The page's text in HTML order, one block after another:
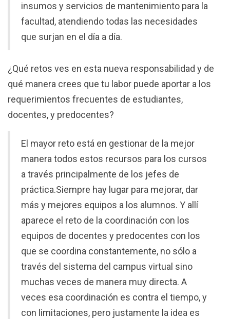
insumos y servicios de mantenimiento para la
facultad, atendiendo todas las necesidades
que surjan en el día a día.
¿Qué retos ves en esta nueva responsabilidad y de
qué manera crees que tu labor puede aportar a los
requerimientos frecuentes de estudiantes,
docentes, y predocentes?
El mayor reto está en gestionar de la mejor
manera todos estos recursos para los cursos
a través principalmente de los jefes de
práctica.Siempre hay lugar para mejorar, dar
más y mejores equipos a los alumnos. Y allí
aparece el reto de la coordinación con los
equipos de docentes y predocentes con los
que se coordina constantemente, no sólo a
través del sistema del campus virtual sino
muchas veces de manera muy directa. A
veces esa coordinación es contra el tiempo, y
con limitaciones, pero justamente la idea es